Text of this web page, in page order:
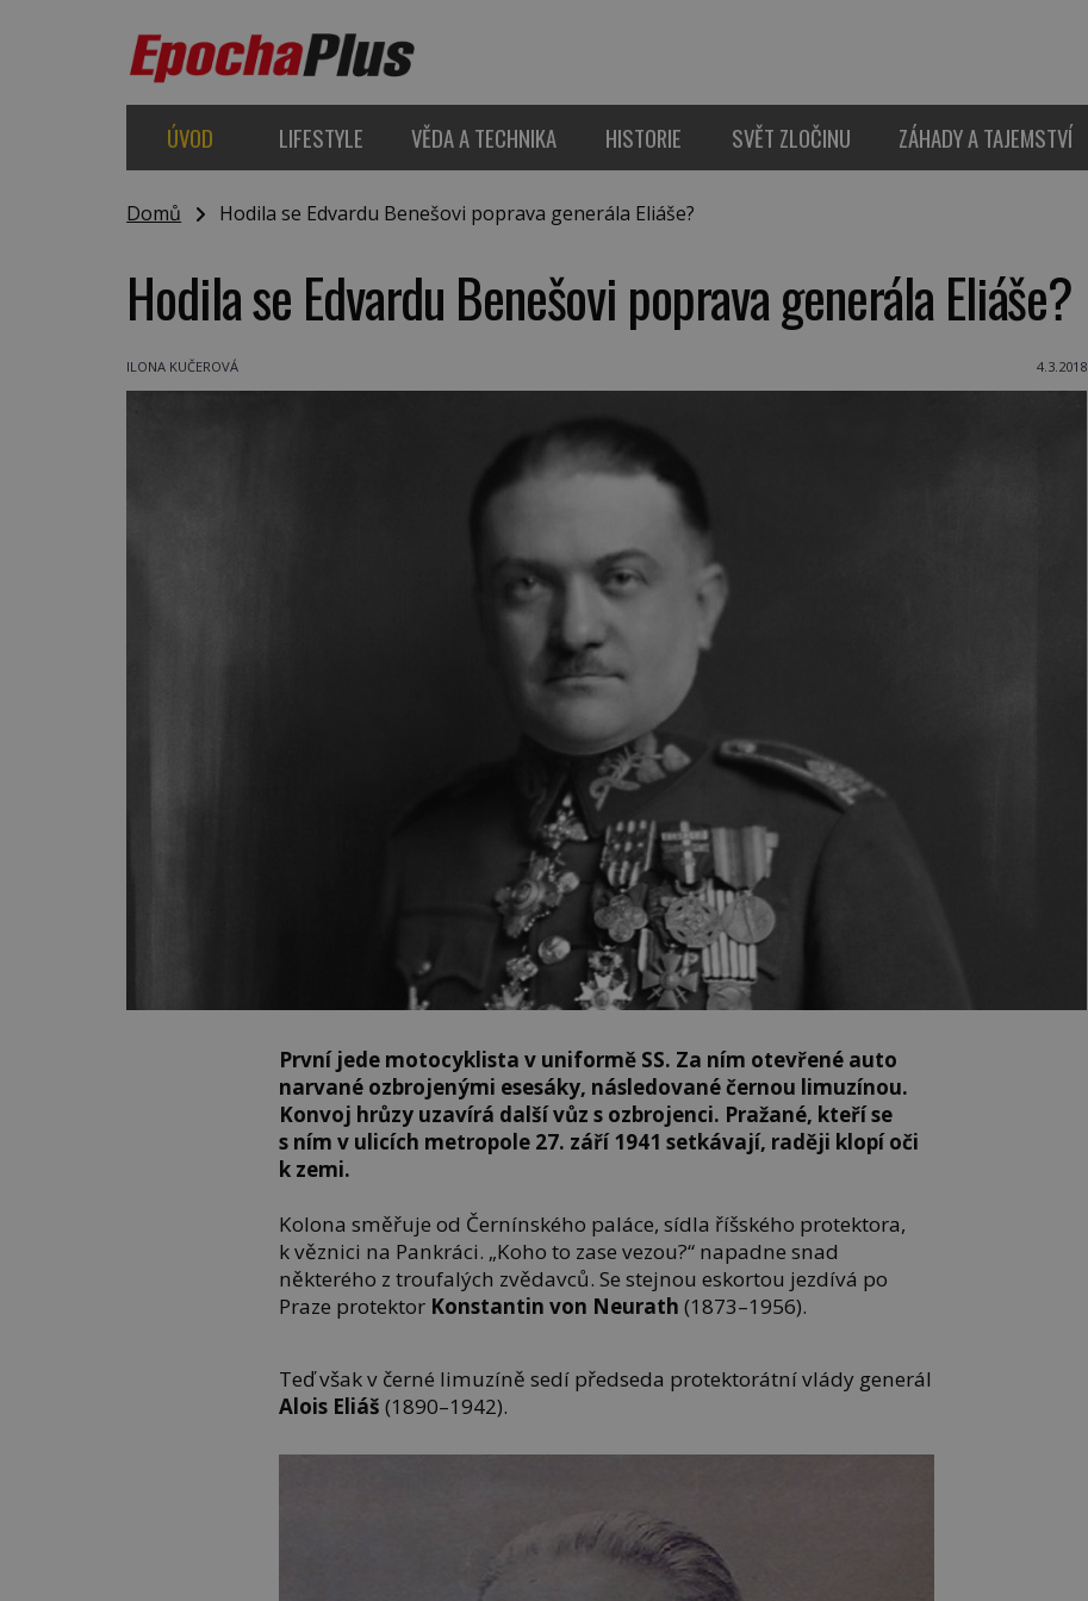
ÚVOD LIFESTYLE VĚDA A TECHNIKA HISTORIE SVĚT ZLOČINU ZÁHADY A TAJEMSTVÍ
Domů Hodila se Edvardu Benešovi poprava generála Eliáše?
Hodila se Edvardu Benešovi poprava generála Eliáše?
ILONA KUČEROVÁ 4.3.2018
První jede motocyklista v uniformě SS. Za ním otevřené auto
narvané ozbrojenými esesáky, následované černou limuzínou.
Konvoj hrůzy uzavírá další vůz s ozbrojenci. Pražané, kteří se
s ním v ulicích metropole 27. září 1941 setkávají, raději klopí oči
k zemi.
Kolona směřuje od Černínského paláce, sídla říšského protektora,
k věznici na Pankráci. „Koho to zase vezou?“ napadne snad
některého z troufalých zvědavců. Se stejnou eskortou jezdívá po
Praze protektor Konstantin von Neurath (1873–1956).
Teď však v černé limuzíně sedí předseda protektorátní vlády generál
Alois Eliáš (1890–1942).